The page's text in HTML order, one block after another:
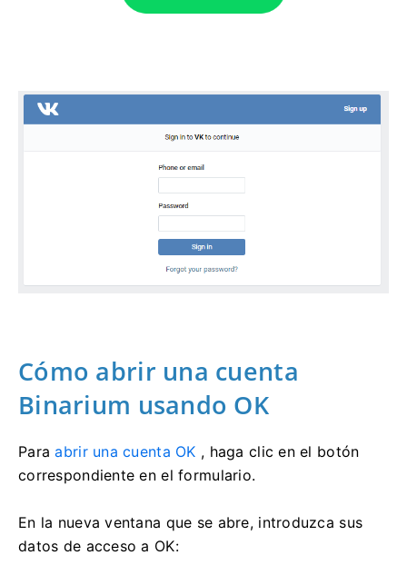
Cómo abrir una cuenta
Binarium usando OK
Paraabrir una cuenta OK , haga clic en el botón
correspondiente en el formulario.
En la nueva ventana que se abre, introduzca sus
datos de acceso a OK: